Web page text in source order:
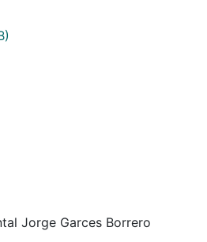
Jorge Garces Borrero